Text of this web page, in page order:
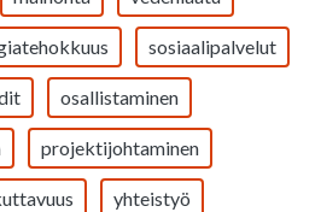
sosiaalipalvelut
osallistaminen
projektijohtaminen
yhteistyö